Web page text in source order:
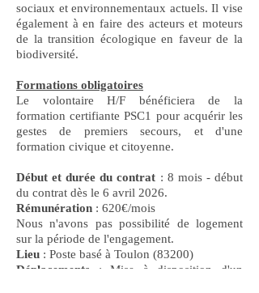
sociaux et environnementaux actuels. Il vise
également à en faire des acteurs et moteurs
de la transition écologique en faveur de la
biodiversité.
Formations obligatoires
Le volontaire H/F bénéficiera de la
formation certifiante PSC1 pour acquérir les
gestes de premiers secours, et d'une
formation civique et citoyenne.
Début et durée du contrat : 8 mois - début
du contrat dès le 6 avril 2026.
Rémunération : 620€/mois
Nous n'avons pas possibilité de logement
sur la période de l'engagement.
Lieu : Poste basé à Toulon (83200)
Déplacements : Mise à disposition d'un